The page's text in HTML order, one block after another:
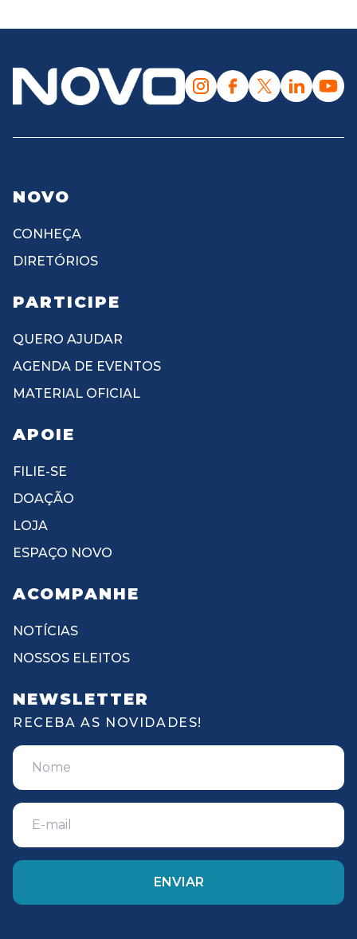
NOVO
CONHEÇA
DIRETÓRIOS
PARTICIPE
QUERO AJUDAR
AGENDA DE EVENTOS
MATERIAL OFICIAL
APOIE
FILIE-SE
DOAÇÃO
LOJA
ESPAÇO NOVO
ACOMPANHE
NOTÍCIAS
NOSSOS ELEITOS
NEWSLETTER
RECEBA AS NOVIDADES!